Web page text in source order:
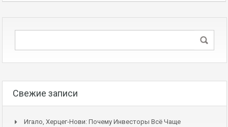
Свежие записи
Игало, Херцег-Нови: Почему Инвесторы Всё Чаще